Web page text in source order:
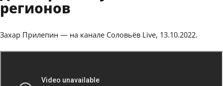
регионов
Захар Прилепин — на канале Соловьёв Live, 13.10.2022.